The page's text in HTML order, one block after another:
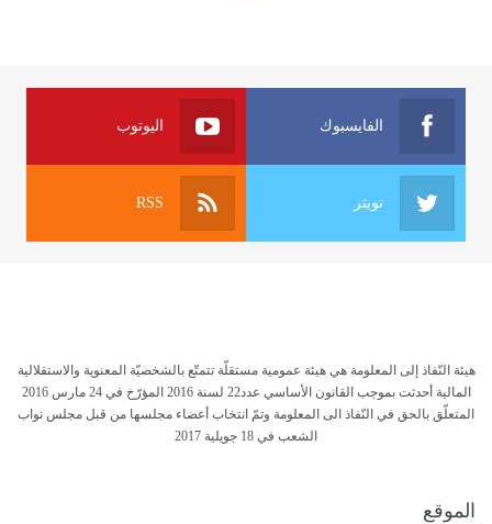
الفايسبوك اليوتوب
تويتر RSS
هيئة النّفاذ إلى المعلومة هي هيئة عمومية مستقلّة تتمتّع بالشخصيّة المعنوية والاستقلالية
المالية أحدثت بموجب القانون الأساسي عدد22 لسنة 2016 المؤرّخ في 24 مارس 2016
المتعلّق بالحق في النّفاذ الى المعلومة وتمّ انتخاب أعضاء مجلسها من قبل مجلس نواب
الشعب في 18 جويلية 2017
الموقع